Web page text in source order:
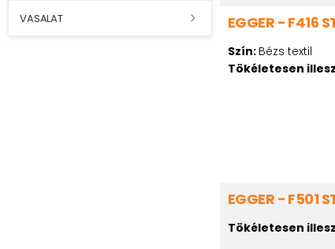
VASALAT EGGER - F416
Szín: Bézs textil
Tökéletesen
EGGER - F501
Tökéletesen